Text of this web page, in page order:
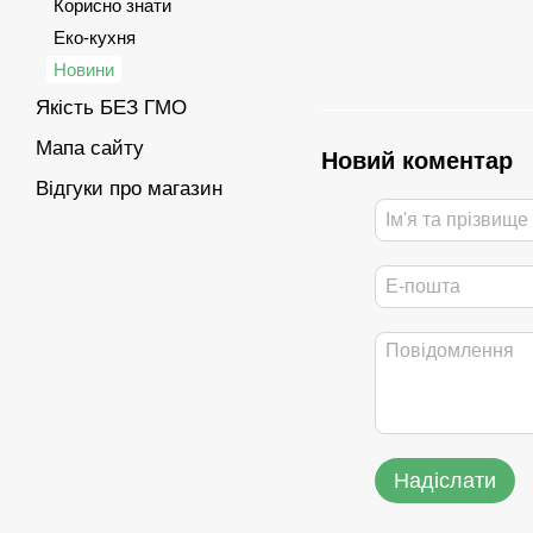
Новий коментар
Надіслати
Корисно знати
Еко-кухня
Новини
Якість БЕЗ ГМО
Мапа сайту
Відгуки про магазин